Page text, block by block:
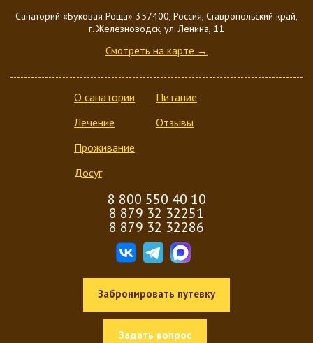
Санаторий «Буковая Роща» 357400, Россия, Ставропольский край,
г. Железноводск, ул. Ленина, 11
Смотреть на карте →
О санатории
Лечение
Проживание
Досуг
Питание
Отзывы
8 800 550 40 10
8 879 32 32251
8 879 32 32286
Забронировать путевку
Задать вопрос